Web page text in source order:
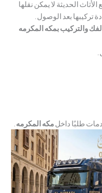
الحديثة لا يمكن نقلها
تركيبها بعد الوصول.
والتركيب بمكه المكرمه
طلبًا داخلمكه المكرمه